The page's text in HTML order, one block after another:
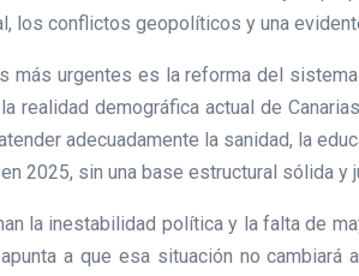
los conflictos geopolíticos y una
más urgentes es la reforma del
realidad demográfica actual de
adecuadamente la sanidad, la
2025, sin una base estructural sólida y
la inestabilidad política y la falta de
a que esa situación no